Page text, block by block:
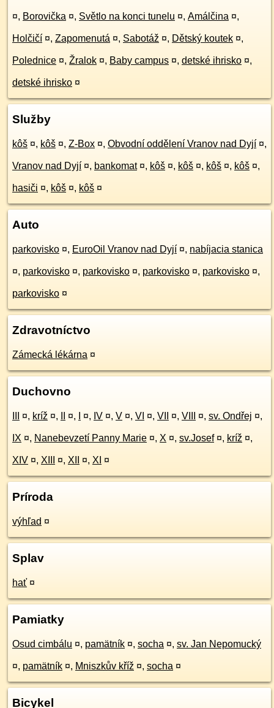
¤, Borovička ¤, Světlo na konci tunelu ¤, Amálčina ¤,
Holčičí ¤, Zapomenutá ¤, Sabotáž ¤, Dětský koutek ¤,
Polednice ¤, Žralok ¤, Baby campus ¤, detské ihrisko ¤,
detské ihrisko ¤
Služby
kôš ¤, kôš ¤, Z-Box ¤, Obvodní oddělení Vranov nad Dyjí ¤,
Vranov nad Dyjí ¤, bankomat ¤, kôš ¤, kôš ¤, kôš ¤, kôš ¤,
hasiči ¤, kôš ¤, kôš ¤
Auto
parkovisko ¤, EuroOil Vranov nad Dyjí ¤, nabíjacia stanica
¤, parkovisko ¤, parkovisko ¤, parkovisko ¤, parkovisko ¤,
parkovisko ¤
Zdravotníctvo
Zámecká lékárna ¤
Duchovno
¤, kríž ¤, ¤, ¤, IV ¤, V ¤, VI ¤, VII ¤, VIII ¤, sv. Ondřej ¤,
IX ¤, Nanebevzetí Panny Marie ¤, X ¤, sv.Josef ¤, kríž ¤,
XIV ¤, XIII ¤, XII ¤, XI ¤
Príroda
výhľad ¤
Splav
hať ¤
Pamiatky
Osud cimbálu ¤, pamätník ¤, socha ¤, sv. Jan Nepomucký
¤, pamätník ¤, Mniszkův kříž ¤, socha ¤
Bicykel